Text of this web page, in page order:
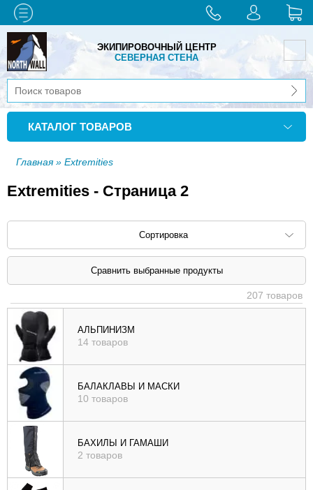
ЭКИПИРОВОЧНЫЙ ЦЕНТР
СЕВЕРНАЯ СТЕНА
КАТАЛОГ ТОВАРОВ
Главная» Extremities
Extremities - Страница 2
Сортировка
Сортировать по: наименованию (
убыв
возр
|
убыв
возр
|
убыв
207 товаров
АЛЬПИНИЗМ
14 товаров
БАЛАКЛАВЫ И МАСКИ
10 товаров
БАХИЛЫ И ГАМАШИ
2 товаров